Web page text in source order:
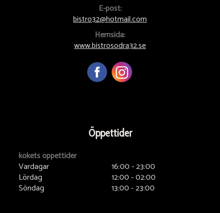
E-post:
bistro32@hotmail.com
Hemsida:
www.bistrosodra32.se
Öppettider
kökets öppettider
Vardagar
16:00 - 23:00
Lördag
12:00 - 02:00
Söndag
13:00 - 23:00